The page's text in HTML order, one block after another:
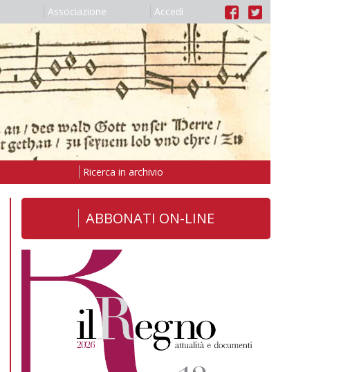
Associazione Accedi
Ricerca in archivio
ABBONATI ON-LINE